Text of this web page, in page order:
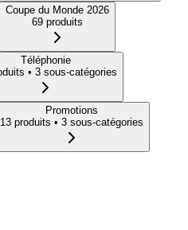
Coupe du Monde 2026
69 produits
Téléphonie
s • 3 sous-catégories
Promotions
13 produits • 3 sous-catégories